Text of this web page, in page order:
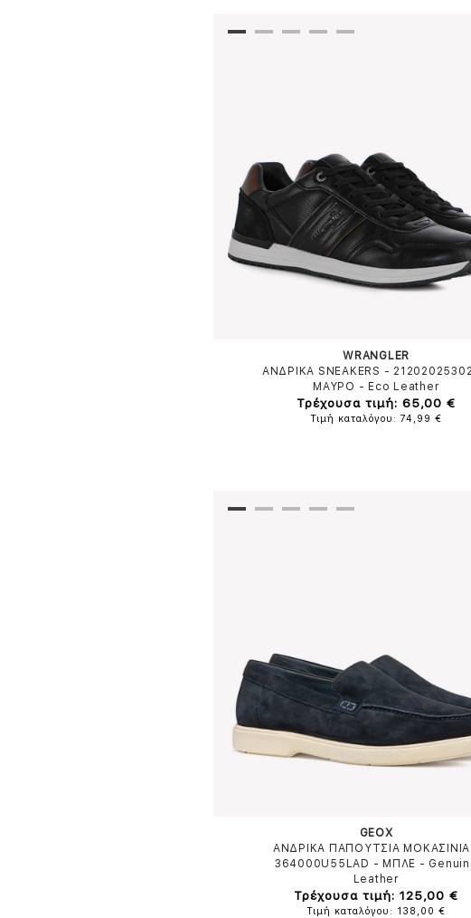
WRANGLER
ΑΝΔΡΙΚΑ SNEAKERS -
ΜΑΥΡΟ - Eco Leather
Τρέχουσα τιμή: 65,00 €
Τιμή καταλόγου: 74,99 €
GEOX
ΑΝΔΡΙΚΑ ΠΑΠΟΥΤΣΙΑ
364000U55LAD - ΜΠΛΕ -
Leather
Τρέχουσα τιμή: 125,00 €
Τιμή καταλόγου: 138,00 €